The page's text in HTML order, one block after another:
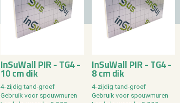
In­SuW­all PIR - TG4 -
10 cm dik
4-zij­dig tand-groef
Ge­bruik voor spouw­mu­ren
In­SuW­all PIR - TG4 -
8 cm dik
4-zij­dig tand-groef
Ge­bruik voor spouw­mu­ren